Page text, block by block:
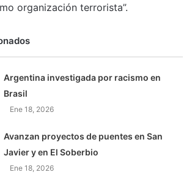
organización terrorista”.
Argentina investigada por racismo en
Brasil
Ene 18, 2026
Avanzan proyectos de puentes en San
Javier y en El Soberbio
Ene 18, 2026